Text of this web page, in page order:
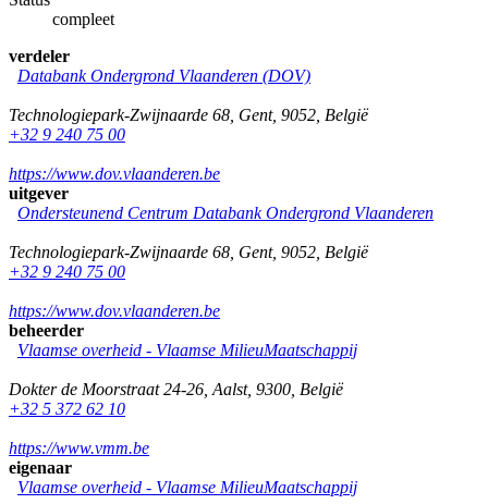
compleet
verdeler
Databank Ondergrond Vlaanderen (DOV)
Technologiepark-Zwijnaarde 68 Gent, 9052 België
+32 9 240 75 00
https://www.dov.vlaanderen.be
uitgever
Ondersteunend Centrum Databank Ondergrond Vlaanderen
Technologiepark-Zwijnaarde 68 Gent, 9052 België
+32 9 240 75 00
https://www.dov.vlaanderen.be
beheerder
Vlaamse overheid - Vlaamse MilieuMaatschappij
Dokter de Moorstraat 24-26 Aalst, 9300 België
+32 5 372 62 10
https://www.vmm.be
eigenaar
Vlaamse overheid - Vlaamse MilieuMaatschappij